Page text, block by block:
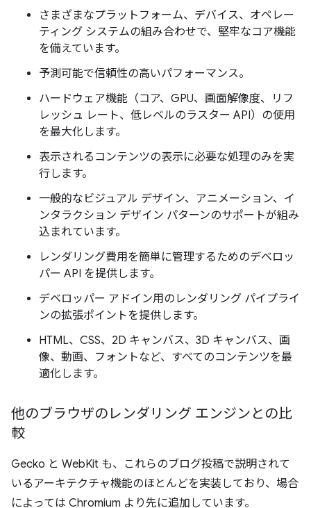
さまざまなプラットフォーム、デバイス、オペレー
ティング システムの組み合わせで、堅牢なコア機能
を備えています。
予測可能で信頼性の高いパフォーマンス。
ハードウェア機能（コア、GPU、画面解像度、リフ
レッシュ レート、低レベルのラスター API）の使用
を最大化します。
表示されるコンテンツの表示に必要な処理のみを実
行します。
一般的なビジュアル デザイン、アニメーション、イ
ンタラクション デザイン パターンのサポートが組み
込まれています。
レンダリング費用を簡単に管理するためのデベロッ
パー API を提供します。
デベロッパー アドイン用のレンダリング パイプライ
ンの拡張ポイントを提供します。
HTML、CSS、2D キャンバス、3D キャンバス、画
像、動画、フォントなど、すべてのコンテンツを最
適化します。
他のブラウザのレンダリング エンジンとの比
較
Gecko と WebKit も、これらのブログ投稿で説明されて
いるアーキテクチャ機能のほとんどを実装しており、場合
によっては Chromium より先に追加しています。